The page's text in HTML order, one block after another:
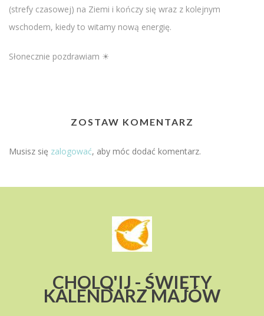
(strefy czasowej) na Ziemi i kończy się wraz z kolejnym
wschodem, kiedy to witamy nową energię.
Słonecznie pozdrawiam ☀
ZOSTAW KOMENTARZ
Musisz się zalogować, aby móc dodać komentarz.
CHOLQ'IJ - ŚWIĘTY
KALENDARZ MAJÓW